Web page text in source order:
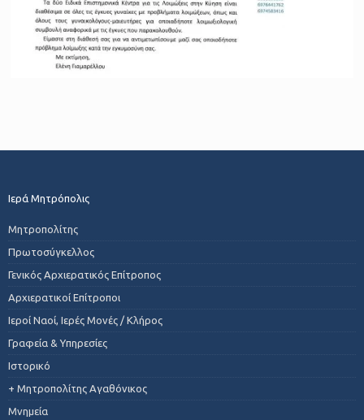
Ιερά Μητρόπολις
Μητροπολίτης
Πρωτοσύγκελλος
Γενικός Αρχιερατικός Επίτροπος
Αρχιερατικοί Επίτροποι
Ιεροί Ναοί, Ιερές Μονές / Κλήρος
Γραφεία & Υπηρεσίες
Ιστορικό
+ Μητροπολίτης Αγαθόνικος
Μνημεία